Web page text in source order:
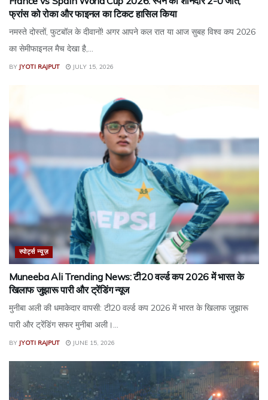
फ्रांस को रोका और फाइनल का टिकट हासिल किया
नमस्ते दोस्तों, फुटबॉल के दीवानों! अगर आपने कल रात या आज सुबह विश्व कप 2026
का सेमीफाइनल मैच देखा है,...
BY JYOTI RAJPUT JULY 15, 2026
स्पोर्ट्स न्यूज़
Muneeba Ali Trending News: टी20 वर्ल्ड कप 2026 में भारत के
खिलाफ जुझारू पारी और ट्रेंडिंग न्यूज
मुनीबा अली की धमाकेदार वापसी: टी20 वर्ल्ड कप 2026 में भारत के खिलाफ जुझारू
पारी और ट्रेंडिंग सफर मुनीबा अली।...
BY JYOTI RAJPUT JUNE 15, 2026